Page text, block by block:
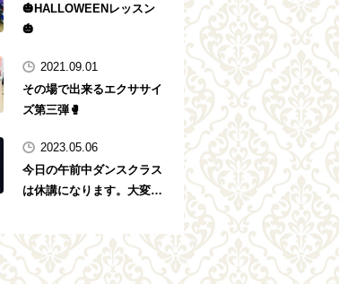
🎃HALLOWEENレッスン
🎃
2021.09.01
その場で出来るエクササイ
ズ第三弾🥊
2023.05.06
今日の午前中ダンスクラス
は休講になります。大変申